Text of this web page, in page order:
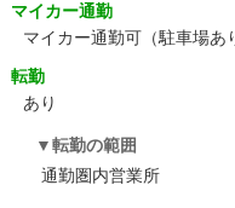
マイカー通勤
マイカー通勤可（駐車場あ
転勤
あり
転勤の範囲
通勤圏内営業所